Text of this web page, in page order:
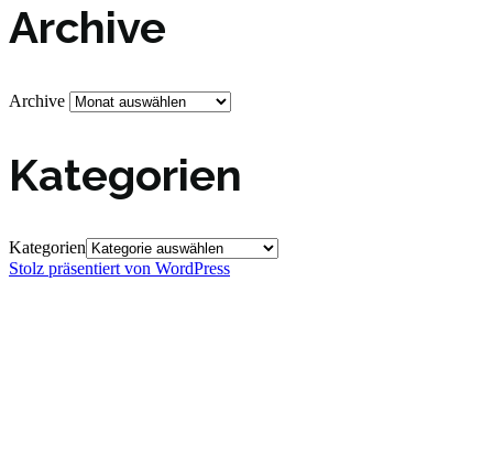
Archive
Archive
Kategorien
Kategorien
Stolz präsentiert von WordPress